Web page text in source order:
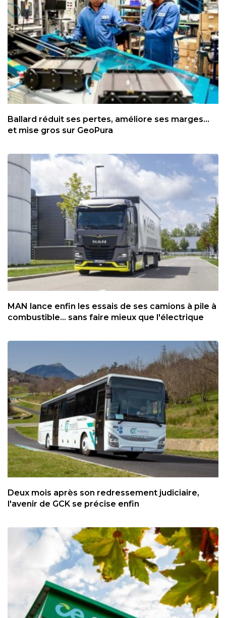
Ballard réduit ses pertes, améliore ses marges...
et mise gros sur GeoPura
MAN lance enfin les essais de ses camions à pile à
combustible... sans faire mieux que l'électrique
Deux mois après son redressement judiciaire,
l'avenir de GCK se précise enfin